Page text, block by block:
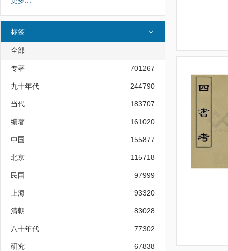
标签
全部
专著 701267
九十年代 244790
当代 183707
编著 161020
中国 155877
北京 115718
民国 97999
上海 93320
清朝 83028
八十年代 77302
研究
67838